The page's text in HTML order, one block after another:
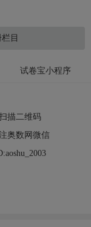
目
试卷宝小程序
描二维码
奥数网微信